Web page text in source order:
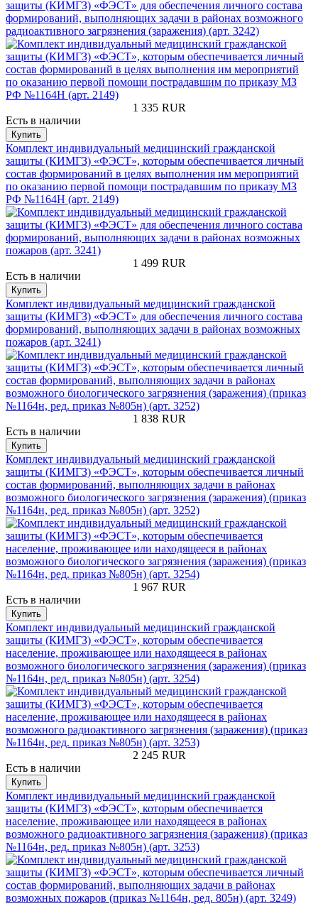
защиты (КИМГЗ) «ФЭСТ» для обеспечения личного состава
формирований, выполняющих задачи в районах возможного
радиоактивного загрязнения (заражения) (арт. 3242)
1 335 RUR
Есть в наличии
Купить
Комплект индивидуальный медицинский гражданской
защиты (КИМГЗ) «ФЭСТ», которым обеспечивается личный
состав формирований в целях выполнения им мероприятий
по оказанию первой помощи пострадавшим по приказу МЗ
РФ №1164Н (арт. 2149)
1 499 RUR
Есть в наличии
Купить
Комплект индивидуальный медицинский гражданской
защиты (КИМГЗ) «ФЭСТ» для обеспечения личного состава
формирований, выполняющих задачи в районах возможных
пожаров (арт. 3241)
1 838 RUR
Есть в наличии
Купить
Комплект индивидуальный медицинский гражданской
защиты (КИМГЗ) «ФЭСТ», которым обеспечивается личный
состав формирований, выполняющих задачи в районах
возможного биологического загрязнения (заражения) (приказ
№1164н, ред. приказ №805н) (арт. 3252)
1 967 RUR
Есть в наличии
Купить
Комплект индивидуальный медицинский гражданской
защиты (КИМГЗ) «ФЭСТ», которым обеспечивается
население, проживающее или находящееся в районах
возможного биологического загрязнения (заражения) (приказ
№1164н, ред. приказ №805н) (арт. 3254)
2 245 RUR
Есть в наличии
Купить
Комплект индивидуальный медицинский гражданской
защиты (КИМГЗ) «ФЭСТ», которым обеспечивается
население, проживающее или находящееся в районах
возможного радиоактивного загрязнения (заражения) (приказ
№1164н, ред. приказ №805н) (арт. 3253)